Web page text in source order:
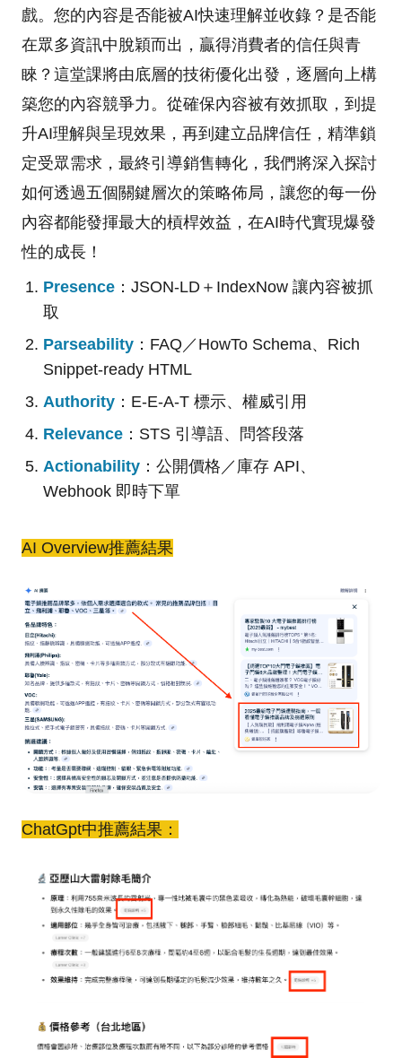
戲。您的內容是否能被AI快速理解並收錄？是否能
在眾多資訊中脫穎而出，贏得消費者的信任與青
睞？這堂課將由底層的技術優化出發，逐層向上構
築您的內容競爭力。從確保內容被有效抓取，到提
升AI理解與呈現效果，再到建立品牌信任，精準鎖
定受眾需求，最終引導銷售轉化，我們將深入探討
如何透過五個關鍵層次的策略佈局，讓您的每一份
內容都能發揮最大的槓桿效益，在AI時代實現爆發
性的成長！
Presence ：JSON‑LD＋IndexNow 讓內容被抓
取
Parseability ：FAQ／HowTo Schema、Rich
Snippet‑ready HTML
Authority ：E‑E‑A‑T 標示、權威引用
Relevance ：STS 引導語、問答段落
Actionability ：公開價格／庫存 API、
Webhook 即時下單
AI Overview推薦結果
ChatGpt中推薦結果：